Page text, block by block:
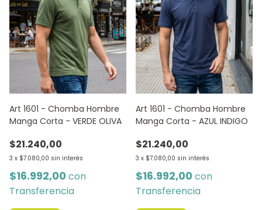
Art 1601 - Chomba Hombre
Manga Corta - VERDE OLIVA
$21.240,00
3 x $7.080,00 sin interés
$16.992,00 con
Transferencia
Art 1601 - Chomba Hombre
Manga Corta - AZUL INDIGO
$21.240,00
3 x $7.080,00 sin interés
$16.992,00 con
Transferencia